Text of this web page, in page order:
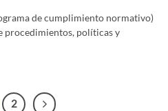
de cumplimiento normativo)
procedimientos, políticas y
2